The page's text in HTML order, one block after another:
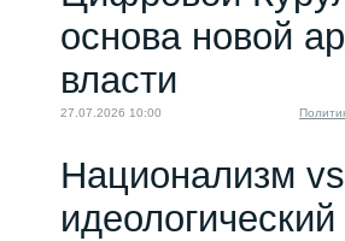
основа новой
власти
27.07.2026 10:00
Национализм